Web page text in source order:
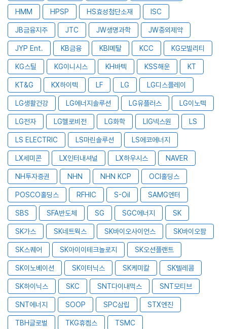
HMM HPSP HS효성첨단소재 ISC
JB금융지주 JTC JW생명과학 JW중외제약
JYP Ent. KB금융 KBI메탈 KCC KG모빌리티
KG스틸 KG이니시스 KH바텍 KSS해운 KT
KT&G KX하이텍 LF LG LG디스플레이
LG생활건강 LG에너지솔루션 LG유플러스 LG이노텍
LG전자 LG헬로비전 LG화학 LIG넥스원 LS
LS ELECTRIC LS마린솔루션 LS에코에너지
LX세미콘 LX인터내셔널 LX하우시스 NAVER
NH투자증권 NHN NHN KCP OCI홀딩스
POSCO홀딩스 RFHIC S-Oil SAMG엔터
SBS SFA반도체 SG SGC에너지 SK
SK가스 SK네트웍스 SK바이오사이언스 SK바이오팜
SK스퀘어 SK아이이테크놀로지 SK오션플랜트
SK이노베이션 SK이터닉스 SK케미칼 SK텔레콤
SK하이닉스 SKC SNT다이내믹스 SNT모티브
SNT에너지 SOOP SPC삼립 STX엔진
TBH글로벌 TKG휴켐스 TSMC